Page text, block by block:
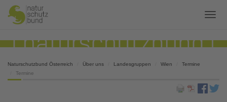
Naturschutzbund Österreich Über uns Landesgruppen Wien
Termine
Termine